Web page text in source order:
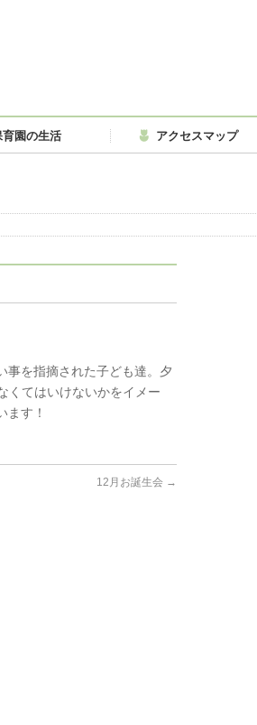
育園の生活 アクセスマップ
事を指摘された子ども達。夕
くてはいけないかをイメー
ます！
12月お誕生会 →